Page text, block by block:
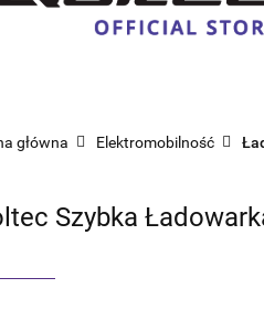
główna Elektromobilność
Szybka